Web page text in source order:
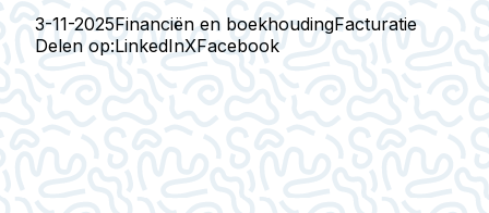
3-11-2025Financiën en boekhoudingFacturatie
Delen op:LinkedInXFacebook